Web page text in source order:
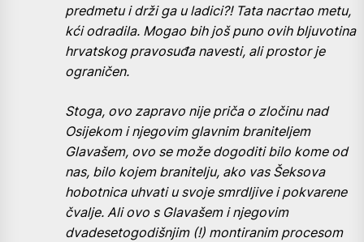
predmetu i drži ga u ladici?! Tata nacrtao metu,
kći odradila. Mogao bih još puno ovih bljuvotina
hrvatskog pravosuđa navesti, ali prostor je
ograničen.
Stoga, ovo zapravo nije priča o zločinu nad
Osijekom i njegovim glavnim braniteljem
Glavašem, ovo se može dogoditi bilo kome od
nas, bilo kojem branitelju, ako vas Šeksova
hobotnica uhvati u svoje smrdljive i pokvarene
čvalje. Ali ovo s Glavašem i njegovim
dvadesetogodišnjim (!) montiranim procesom